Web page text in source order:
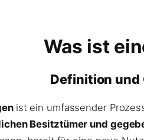
Was ist
Definition und
ist ein umfassender
Besitztümer und